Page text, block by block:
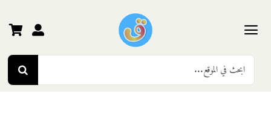
content
Toggle
Navigation
الرئيسية
Search
for: